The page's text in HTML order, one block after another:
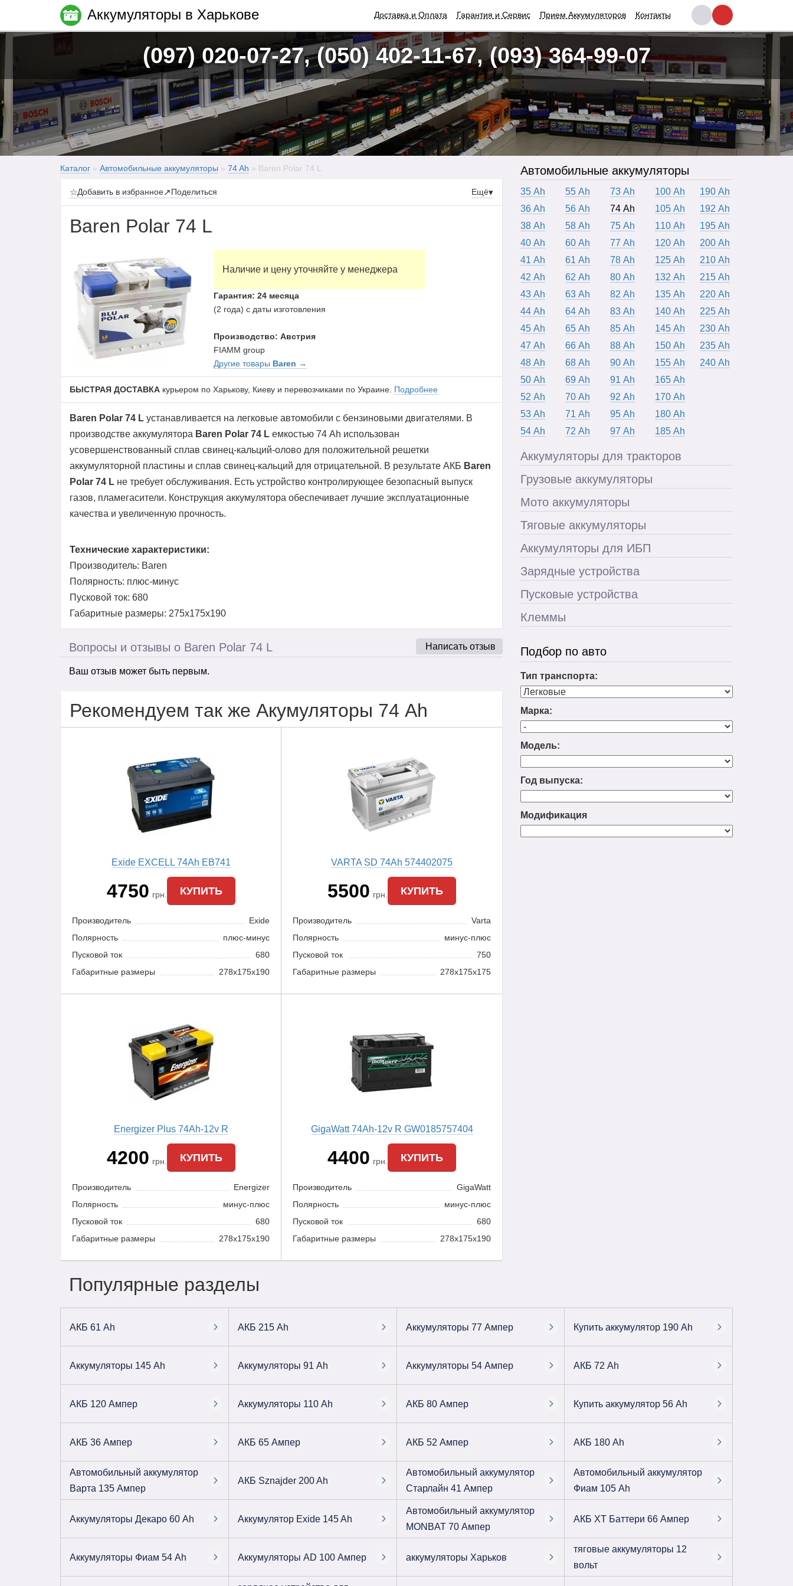
(097) 020-07-27, (050) 402-11-67, (093) 364-99-07
Каталог » Автомобильные аккумуляторы » 74 Ah » Baren Polar 74 L
☆Добавить в избранное↗Поделиться Ещё▾
Baren Polar 74 L
Наличие и цену уточняйте у менеджера
Гарантия: 24 месяца
(2 года) с даты изготовления
Производство: Австрия
FIAMM group
Другие товары Baren →
БЫСТРАЯ ДОСТАВКА курьером по Харькову, Киеву и перевозчиками по Украине. Подробнее
Baren Polar 74 L устанавливается на легковые автомобили с бензиновыми двигателями. В
производстве аккумулятора Baren Polar 74 L емкостью 74 Ah использован
усовершенствованный сплав свинец-кальций-олово для положительной решетки
аккумуляторной пластины и сплав свинец-кальций для отрицательной. В результате АКБ Baren
Polar 74 L не требует обслуживания. Есть устройство контролирующее безопасный выпуск
газов, пламегасители. Конструкция аккумулятора обеспечивает лучшие эксплуатационные
качества и увеличенную прочность.
Технические характеристики:
Производитель: Baren
Полярность: плюс-минус
Пусковой ток: 680
Габаритные размеры: 275х175х190
Написать отзыв
Вопросы и отзывы о Baren Polar 74 L
Ваш отзыв может быть первым.
Рекомендуем так же Акумуляторы 74 Ah
Exide EXCELL 74Ah EB741
4750 грн. КУПИТЬ
Производитель
Exide
Полярность
плюс-минус
Пусковой ток
680
Габаритные размеры
278x175x190
VARTA SD 74Ah 574402075
5500 грн. КУПИТЬ
Производитель
Varta
Полярность
минус-плюс
Пусковой ток
750
Габаритные размеры
278x175x175
Energizer Plus 74Ah-12v R
4200 грн. КУПИТЬ
Производитель
Energizer
Полярность
минус-плюс
Пусковой ток
680
Габаритные размеры
278x175x190
GigaWatt 74Ah-12v R GW0185757404
4400 грн. КУПИТЬ
Производитель
GigaWatt
Полярность
минус-плюс
Пусковой ток
680
Габаритные размеры
278x175x190
Автомобильные аккумуляторы
35 Ah
36 Ah
38 Ah
40 Ah
41 Ah
42 Ah
43 Ah
44 Ah
45 Ah
47 Ah
48 Ah
50 Ah
52 Ah
53 Ah
54 Ah
55 Ah
56 Ah
58 Ah
60 Ah
61 Ah
62 Ah
63 Ah
64 Ah
65 Ah
66 Ah
68 Ah
69 Ah
70 Ah
71 Ah
72 Ah
73 Ah
74 Ah
75 Ah
77 Ah
78 Ah
80 Ah
82 Ah
83 Ah
85 Ah
88 Ah
90 Ah
91 Ah
92 Ah
95 Ah
97 Ah
100 Ah
105 Ah
110 Ah
120 Ah
125 Ah
132 Ah
135 Ah
140 Ah
145 Ah
150 Ah
155 Ah
165 Ah
170 Ah
180 Ah
185 Ah
190 Ah
192 Ah
195 Ah
200 Ah
210 Ah
215 Ah
220 Ah
225 Ah
230 Ah
235 Ah
240 Ah
Аккумуляторы для тракторов
Грузовые аккумуляторы
Мото аккумуляторы
Тяговые аккумуляторы
Аккумуляторы для ИБП
Зарядные устройства
Пусковые устройства
Клеммы
Подбор по авто
Тип транспорта:
Марка:
Модель:
Год выпуска:
Модификация
Популярные разделы
АКБ 61 Ah АКБ 215 Ah Аккумуляторы 77 Ампер Купить аккумулятор 190 Ah
Аккумуляторы 145 Ah Аккумуляторы 91 Ah Аккумуляторы 54 Ампер АКБ 72 Ah
АКБ 120 Ампер Аккумуляторы 110 Ah АКБ 80 Ампер Купить аккумулятор 56 Ah
АКБ 36 Ампер АКБ 65 Ампер АКБ 52 Ампер АКБ 180 Ah
Автомобильный аккумулятор
Варта 135 Ампер
АКБ Sznajder 200 Ah
Автомобильный аккумулятор
Старлайн 41 Ампер
Автомобильный аккумулятор
Фиам 105 Ah
Аккумуляторы Декаро 60 Ah Аккумулятор Exide 145 Ah
Автомобильный аккумулятор
MONBAT 70 Ампер
АКБ ХТ Баттери 66 Ампер
Аккумуляторы Фиам 54 Ah Аккумуляторы AD 100 Ампер аккумуляторы Харьков
тяговые аккумуляторы 12
вольт
Аккумуляторы в Харькове Доставка и Оплата Гарантия и Сервис Прием Аккумуляторов Контакты